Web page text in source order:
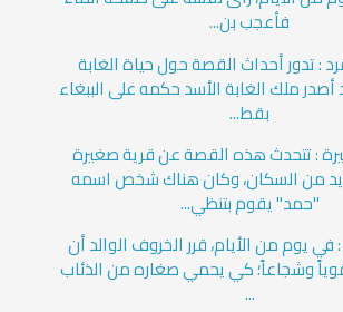
فأعجب بن...
: تدور أحداث القصة حول حياة الغابة
أصدر ملك الغابة الأسد حكمه على الببغاء
بقط...
: تتحدث هذه القصة عن قرية صغيرة
من السكان، وكان هناك شخص اسمه
"حمد" يقوم بتنظي...
: في يوم من الأيام، قرر الخروف الوالد أن
وشجاعاً؛ كي يحمي صغاره من الذئاب
...